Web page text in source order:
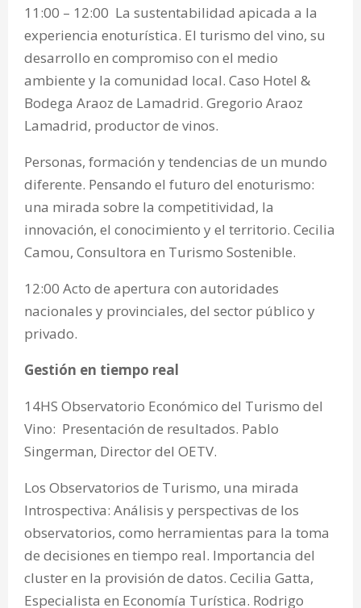
11:00 – 12:00 La sustentabilidad apicada a la
experiencia enoturística. El turismo del vino, su
desarrollo en compromiso con el medio
ambiente y la comunidad local. Caso Hotel &
Bodega Araoz de Lamadrid. Gregorio Araoz
Lamadrid, productor de vinos.
Personas, formación y tendencias de un mundo
diferente. Pensando el futuro del enoturismo:
una mirada sobre la competitividad, la
innovación, el conocimiento y el territorio. Cecilia
Camou, Consultora en Turismo Sostenible.
12:00 Acto de apertura con autoridades
nacionales y provinciales, del sector público y
privado.
Gestión en tiempo real
14HS Observatorio Económico del Turismo del
Vino: Presentación de resultados. Pablo
Singerman, Director del OETV.
Los Observatorios de Turismo, una mirada
Introspectiva: Análisis y perspectivas de los
observatorios, como herramientas para la toma
de decisiones en tiempo real. Importancia del
cluster en la provisión de datos. Cecilia Gatta,
Especialista en Economía Turística. Rodrigo